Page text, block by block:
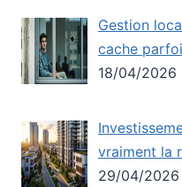
Gestion
cache
18/04/2026
vraiment la
29/04/2026